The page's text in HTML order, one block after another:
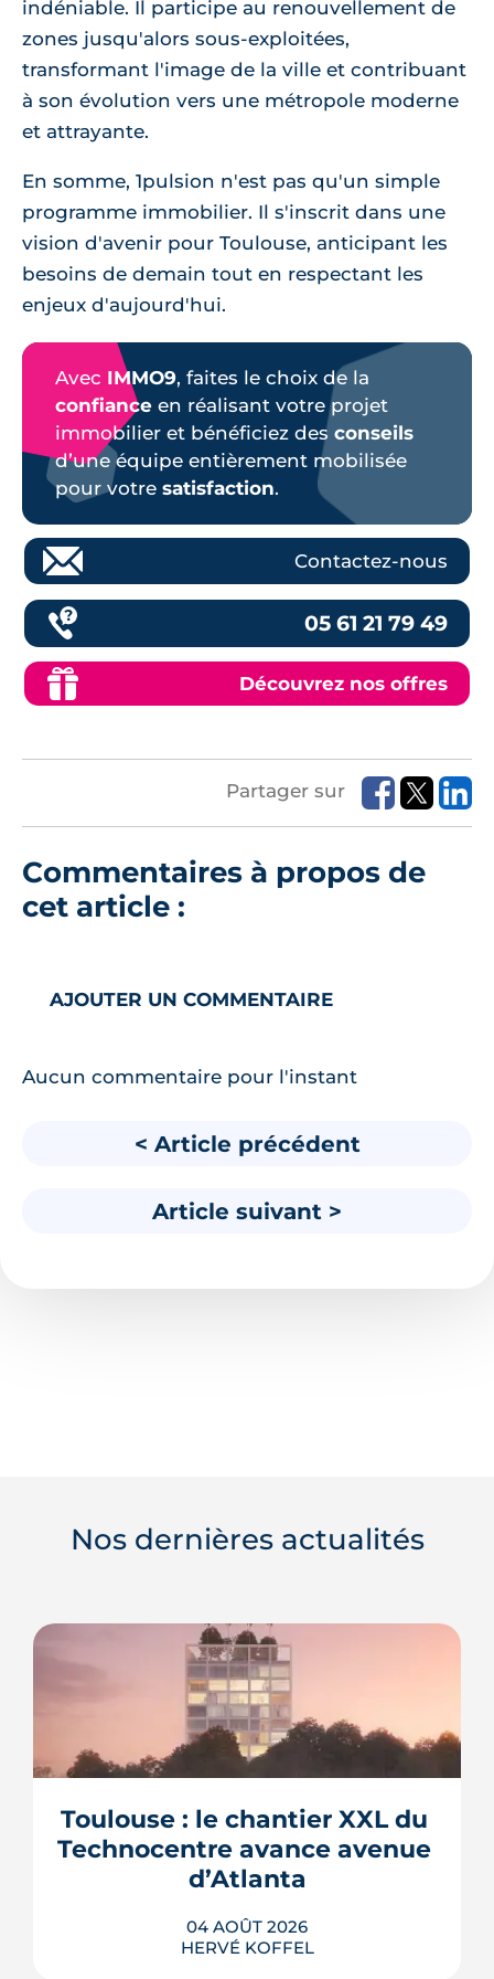
indéniable. Il participe au renouvellement de
zones jusqu'alors sous-exploitées,
transformant l'image de la ville et contribuant
à son évolution vers une métropole moderne
et attrayante.
En somme, 1pulsion n'est pas qu'un simple
programme immobilier. Il s'inscrit dans une
vision d'avenir pour Toulouse, anticipant les
besoins de demain tout en respectant les
enjeux d'aujourd'hui.
Avec IMMO9, faites le choix de la
confiance en réalisant votre projet
immobilier et bénéficiez des conseils
d’une équipe entièrement mobilisée
pour votre satisfaction.
Contactez-nous
05 61 21 79 49
Découvrez nos offres
Partager sur
Commentaires à propos de
cet article :
AJOUTER UN COMMENTAIRE
Aucun commentaire pour l'instant
< Article précédent
Article suivant >
Nos dernières actualités
Toulouse : le chantier XXL du
Technocentre avance avenue
d’Atlanta
04 AOÛT 2026
HERVÉ KOFFEL